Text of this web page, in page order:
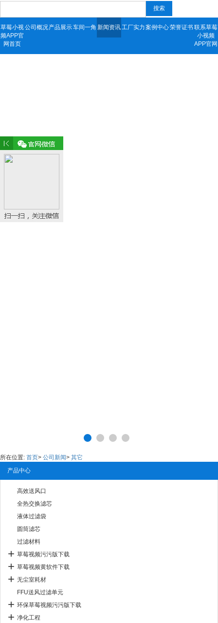
搜索
草莓小视
频APP官
网首页
公司概况产品展示车间一角 新闻资讯工厂实力案例中心荣誉证书联系草莓
小视频
APP官网
所在位置: 首页> 公司新闻> 其它
产品中心
高效送风口
全热交换滤芯
液体过滤袋
圆筒滤芯
过滤材料
草莓视频污污版下载
草莓视频黄软件下载
无尘室耗材
FFU送风过滤单元
环保草莓视频污污版下载
净化工程